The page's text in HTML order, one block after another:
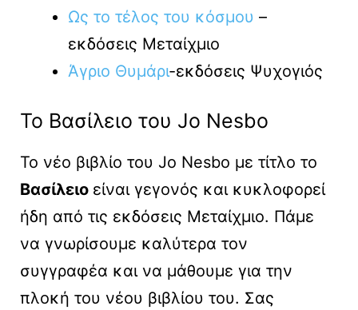
Ως το τέλος του κόσμου –
εκδόσεις Μεταίχμιο
Άγριο Θυμάρι-εκδόσεις Ψυχογιός
Το Βασίλειο του Jo Nesbo
Το νέο βιβλίο του Jo Nesbo με τίτλο το
Βασίλειο είναι γεγονός και κυκλοφορεί
ήδη από τις εκδόσεις Μεταίχμιο. Πάμε
να γνωρίσουμε καλύτερα τον
συγγραφέα και να μάθουμε για την
πλοκή του νέου βιβλίου του. Σας